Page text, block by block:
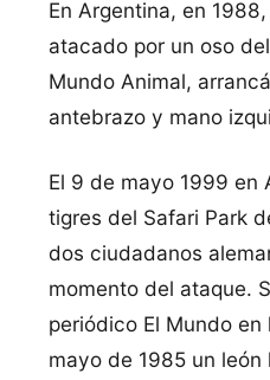
En Argentina, en
atacado por un oso
Mundo Animal,
antebrazo y mano
El 9 de mayo 1999 en
tigres del Safari Park
dos ciudadanos
momento del ataque.
periódico El Mundo en
mayo de 1985 un